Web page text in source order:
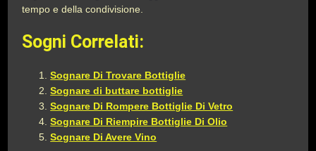
tempo e della condivisione.
Sogni Correlati:
Sognare Di Trovare Bottiglie
Sognare di buttare bottiglie
Sognare Di Rompere Bottiglie Di Vetro
Sognare Di Riempire Bottiglie Di Olio
Sognare Di Avere Vino